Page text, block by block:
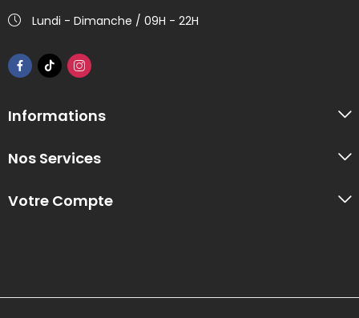
Lundi - Dimanche / 09H - 22H
Informations
Nos Services
Votre Compte